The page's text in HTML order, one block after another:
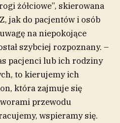
żółciowe”, skierowana
jak do pacjentów i osób
na niepokojące
szybciej rozpoznany. –
pacjenci lub ich rodziny
to kierujemy ich
która zajmuje się
przewodu
wspieramy się.